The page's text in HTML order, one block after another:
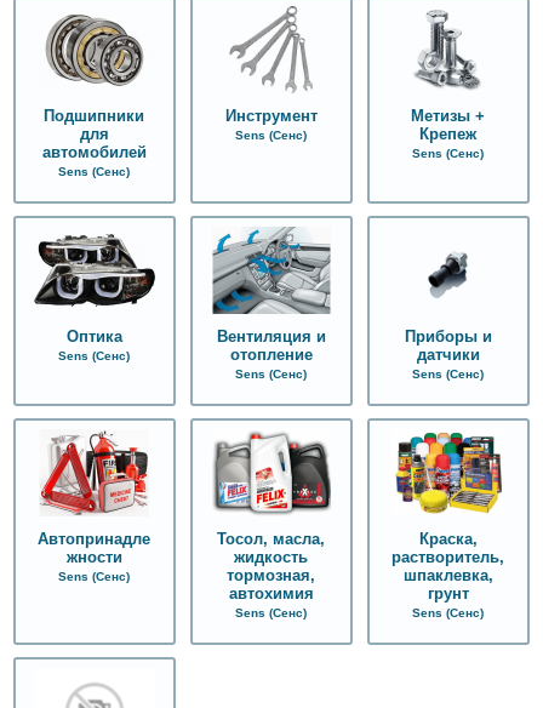
Подшипники
для
автомобилей
Sens (Сенс)
Инструмент
Sens (Сенс)
Метизы +
Крепеж
Sens (Сенс)
Оптика
Sens (Сенс)
Вентиляция и
отопление
Sens (Сенс)
Приборы и
датчики
Sens (Сенс)
Автопринадле
жности
Sens (Сенс)
Тосол, масла,
жидкость
тормозная,
автохимия
Sens (Сенс)
Краска,
растворитель,
шпаклевка,
грунт
Sens (Сенс)